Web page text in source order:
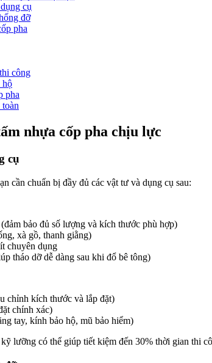
cụ
đỡ
pha
công
hộ
pha
toàn
nhựa cốp pha chịu lực
cụ
cần chuẩn bị đầy đủ các vật tư và dụng cụ sau:
bảo đủ số lượng và kích thước phù hợp)
xà gồ, thanh giằng)
chuyên dụng
tháo dỡ dễ dàng sau khi đổ bê tông)
chỉnh kích thước và lắp đặt)
chính xác)
tay, kính bảo hộ, mũ bảo hiểm)
lưỡng có thể giúp tiết kiệm đến 30% thời gian thi